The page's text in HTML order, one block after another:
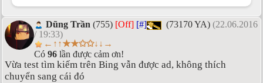
Dũng Trần (755) [Off] [#] (73170 YA) (22.06.2016
/ 19:33)
←↑↑★★✩✩↓↓→
Có 96 lần được cảm ơn!
Vừa test tìm kiếm trên Bing vẫn được ad, không thích
chuyển sang cái đó